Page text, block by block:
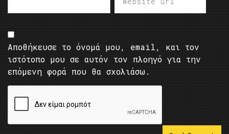
Αποθήκευσε το όνομά μου, email, και τον
ιστότοπο μου σε αυτόν τον πλοηγό για την
επόμενη φορά που θα σχολιάσω.